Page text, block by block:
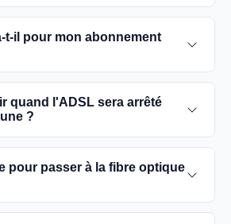
du réseau ADSL est prévue
les utilisateurs sont
et fiables.
t-il pour mon abonnement
à utiliser votre
jusqu'à la date de fermeture du
à la fibre optique dès que
meilleure qualité de service.
quand l'ADSL sera arrêté
?
de fermeture de l'ADSL varient
Vous pouvez trouver ces
pour passer à la fibre optique